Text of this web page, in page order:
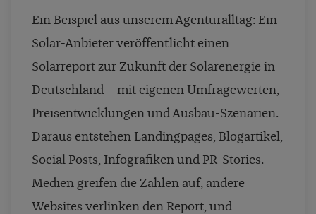
Ein Beispiel aus unserem Agenturalltag: Ein
Solar-Anbieter veröffentlicht einen
Solarreport zur Zukunft der Solarenergie in
Deutschland – mit eigenen Umfragewerten,
Preisentwicklungen und Ausbau-Szenarien.
Daraus entstehen Landingpages, Blogartikel,
Social Posts, Infografiken und PR-Stories.
Medien greifen die Zahlen auf, andere
Websites verlinken den Report, und